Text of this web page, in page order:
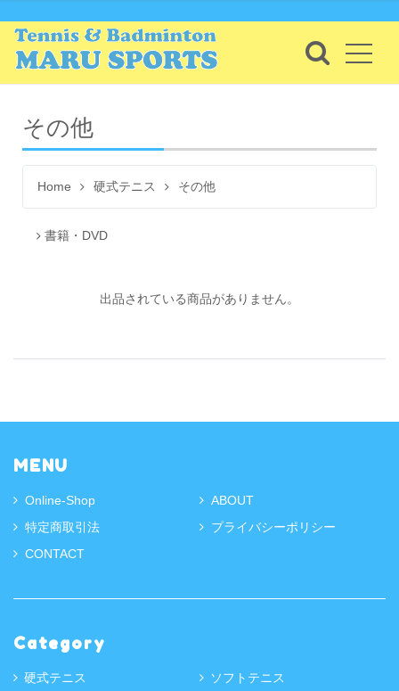
その他
Home 硬式テニス その他
書籍・DVD
出品されている商品がありません。
MENU
Online-Shop
ABOUT
特定商取引法
プライバシーポリシー
CONTACT
Category
硬式テニス
ソフトテニス